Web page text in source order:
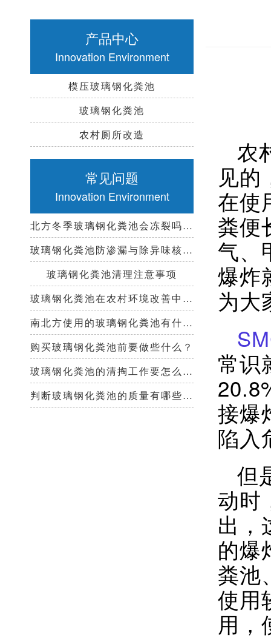
产品中心
Innovation Environment
模压玻璃钢化粪池
玻璃钢化粪池
农村厕所改造
常见问题
Innovation Environment
北方冬季玻璃钢化粪池会冻裂吗？需要保温措施吗？
玻璃钢化粪池防渗漏与除异味核心技术指南
玻璃钢化粪池清理注意事项
玻璃钢化粪池在农村环境改善中起到哪些作用？
南北方使用的玻璃钢化粪池有什么区别？
购买玻璃钢化粪池前要做些什么？
玻璃钢化粪池的清掏工作要怎么做？
判断玻璃钢化粪池的质量有哪些好办法？
农
见
在使
粪便
气、
爆炸
为大
常识
接爆
陷入
但
动时
出，
的爆
粪池
使用
用，